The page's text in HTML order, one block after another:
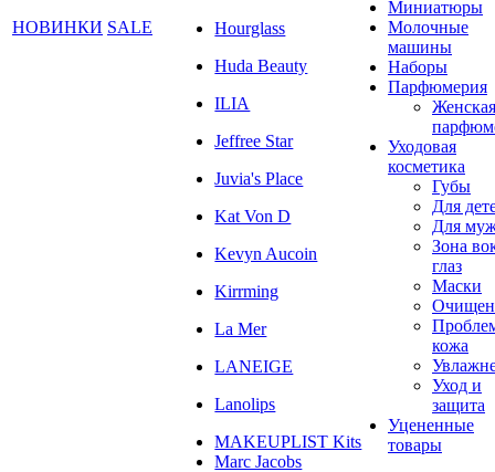
НОВИНКИ SALE
Hourglass
Huda Beauty
ILIA
Jeffree Star
Juvia's Place
Kat Von D
Kevyn Aucoin
Kirrming
La Mer
LANEIGE
Lanolips
MAKEUPLIST Kits
Marc Jacobs
Миниатюры
Молочные
машины
Наборы
Парфюмерия
Женская
Уходовая
косметика
Губы
Для
Для
Зона
глаз
Маски
кожа
Уход и
защита
Уцененные
товары